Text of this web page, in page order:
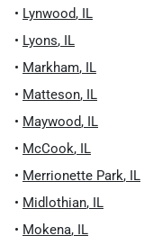
• Lynwood, IL
• Lyons, IL
• Markham, IL
• Matteson, IL
• Maywood, IL
• McCook, IL
• Merrionette Park, IL
• Midlothian, IL
• Mokena, IL